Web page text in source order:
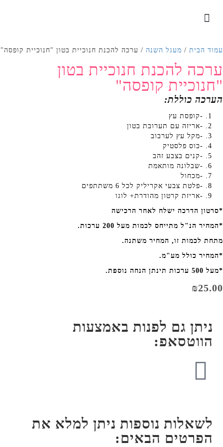
עמוד הבית / מעגל השנה / ערכה להכנת חנוכיית בטון "חנוכיית קופסה"
ערכה להכנת חנוכיית בטון
"חנוכיית קופסה"
הערכה כוללת:
-קופסת עץ
-אריזה עם תערובת בטון
-מקל עץ לערבוב
-כוס פלסטיק
-קנים בצבע זהב
-שבלונה מותאמת
-מכחול
-פלטת צבעי אקריליק לכל 6 משתתפים
-אריזת קרטון מהודרת+ לוגו
*סרטון הדרכה ישלח לאחר הרכישה
*המחיר הנ"ל מתייחס לכמות מעל 200 ערכות.
מתחת לכמות זו, המחיר משתנה.
*המחיר כולל מע"מ.
*מעל 500 ערכות תינתן הנחה נוספת.
₪25.00
לשאלות נוספות ניתן למלא את
הפרטים הבאים:
ניתן גם לפנות באמצעות
הווטסאפ: